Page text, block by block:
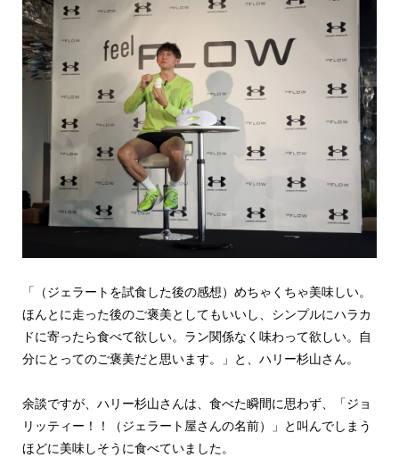
「（ジェラートを試食した後の感想）めちゃくちゃ美味しい。
ほんとに走った後のご褒美としてもいいし、シンプルにハラカ
ドに寄ったら食べて欲しい。ラン関係なく味わって欲しい。自
分にとってのご褒美だと思います。」と、ハリー杉山さん。
余談ですが、ハリー杉山さんは、食べた瞬間に思わず、「ジョ
リッティー！！（ジェラート屋さんの名前）」と叫んでしまう
ほどに美味しそうに食べていました。